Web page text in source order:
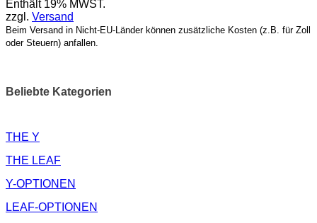
Enthält 19% MWST.
zzgl. Versand
Beim Versand in Nicht-EU-Länder können zusätzliche Kosten (z.B. für Zoll
oder Steuern) anfallen.
Beliebte Kategorien
THE Y
THE LEAF
Y-OPTIONEN
LEAF-OPTIONEN